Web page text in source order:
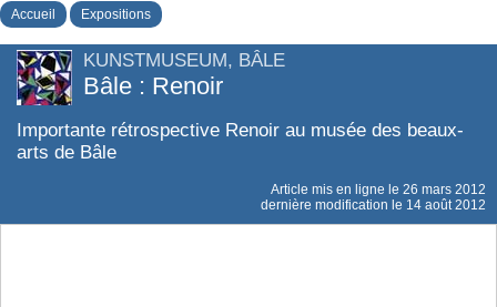
Accueil Expositions
KUNSTMUSEUM, BÂLE
Bâle : Renoir
Importante rétrospective Renoir au musée des beaux-
arts de Bâle
Article mis en ligne le 26 mars 2012
dernière modification le 14 août 2012